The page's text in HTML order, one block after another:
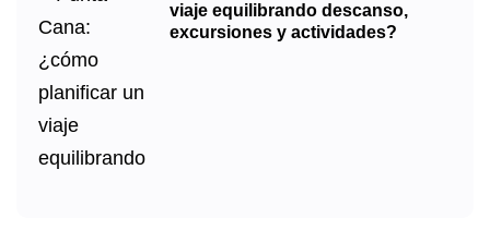
viaje equilibrando descanso,
excursiones y actividades?